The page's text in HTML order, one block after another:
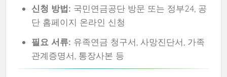
신청 방법: 국민연금공단 방문 또는 정부24, 공
단 홈페이지 온라인 신청
필요 서류: 유족연금 청구서, 사망진단서, 가족
관계증명서, 통장사본 등